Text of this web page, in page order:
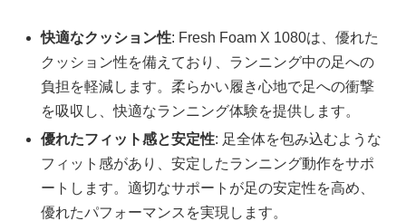
快適なクッション性: Fresh Foam X 1080は、優れた
クッション性を備えており、ランニング中の足への
負担を軽減します。柔らかい履き心地で足への衝撃
を吸収し、快適なランニング体験を提供します。
優れたフィット感と安定性: 足全体を包み込むような
フィット感があり、安定したランニング動作をサポ
ートします。適切なサポートが足の安定性を高め、
優れたパフォーマンスを実現します。